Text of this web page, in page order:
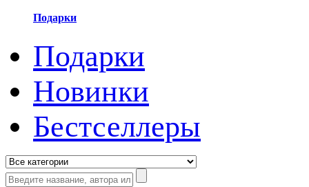
Подарки
Подарки
Новинки
Бестселлеры